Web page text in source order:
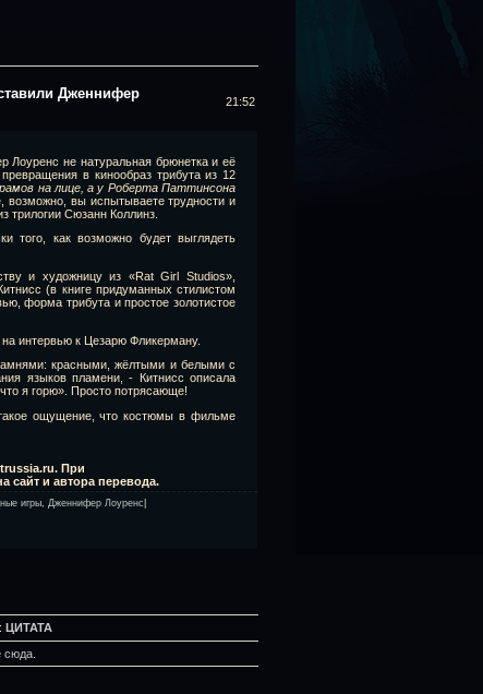
Дженнифер
21:52
Лоуренс не натуральная брюнетка и её
в кинообраз трибута из 12
на лице, а у Роберта Паттинсона
возможно, вы испытываете трудности и
трилогии Сюзанн Коллинз.
того, как возможно будет выглядеть
и художницу из «Rat Girl Studios»,
(в книге придуманных стилистом
форма трибута и простое золотистое
интервью к Цезарю Фликерману.
красными, жёлтыми и белыми с
языков пламени, - Китнисс описала
я горю». Просто потрясающе!
ощущение, что костюмы в фильме
При
сайт и автора перевода.
игры Дженнифер Лоуренс
ЦИТАТА
сюда